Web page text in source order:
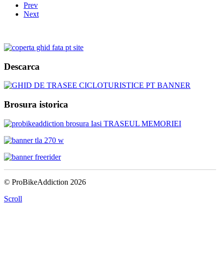
Prev
Next
Descarca
Brosura istorica
© ProBikeAddiction 2026
Scroll